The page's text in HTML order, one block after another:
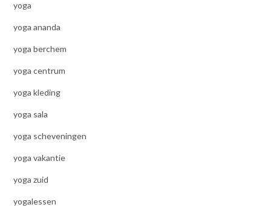
yoga
yoga ananda
yoga berchem
yoga centrum
yoga kleding
yoga sala
yoga scheveningen
yoga vakantie
yoga zuid
yogalessen